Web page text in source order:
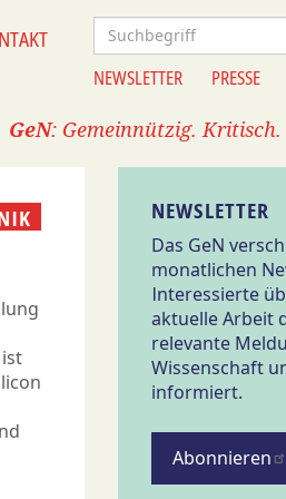
Suche
Information
NEWSLETTER PRESSE
GeN: Gemeinnützig.
NEWSLETTER
Das GeN
monatlichen
Interessierte
aktuelle Arbeit
relevante
Wissenschaft
informiert.
Abonnieren